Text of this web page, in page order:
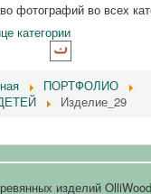
фотографий во всех
категории
ПОРТФОЛИО
Изделие_29
изделий OlliWood